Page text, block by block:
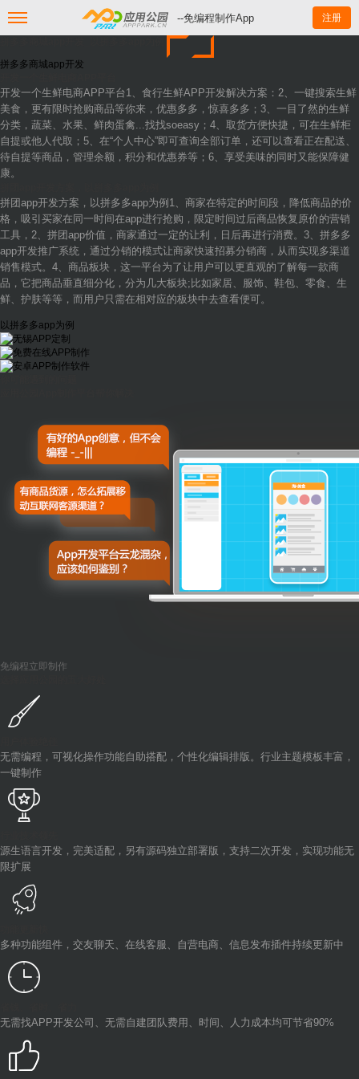
--免编程制作App 注册
拼多多商城app开发
开发一个生鲜电商APP平台1、食行生鲜APP开发解决方案：2、一键搜索生鲜
美食，更有限时抢购商品等你来，优惠多多，惊喜多多；3、一目了然的生鲜
分类，蔬菜、水果、鲜肉蛋禽...找找soeasy；4、取货方便快捷，可在生鲜柜
自提或他人代取；5、在“个人中心”即可查询全部订单，还可以查看正在配送、
待自提等商品，管理余额，积分和优惠券等；6、享受美味的同时又能保障健
康。
拼团app开发方案，以拼多多app为例1、商家在特定的时间段，降低商品的价
格，吸引买家在同一时间在app进行抢购，限定时间过后商品恢复原价的营销
工具，2、拼团app价值，商家通过一定的让利，日后再进行消费。3、拼多多
app开发推广系统，通过分销的模式让商家快速招募分销商，从而实现多渠道
销售模式。4、商品板块，这一平台为了让用户可以更直观的了解每一款商
品，它把商品垂直细分化，分为几大板块;比如家居、服饰、鞋包、零食、生
鲜、护肤等等，而用户只需在相对应的板块中去查看便可。
以拼多多app为例
免编程立即制作
无需编程，可视化操作功能自助搭配，个性化编辑排版。行业主题模板丰富，
一键制作
源生语言开发，完美适配，另有源码独立部署版，支持二次开发，实现功能无
限扩展
多种功能组件，交友聊天、在线客服、自营电商、信息发布插件持续更新中
无需找APP开发公司、无需自建团队费用、时间、人力成本均可节省90%